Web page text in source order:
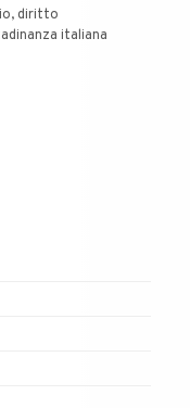
diritto
italiana